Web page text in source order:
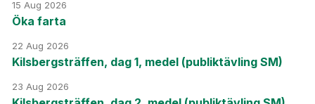
15 Aug 2026
Öka farta
22 Aug 2026
Kilsbergsträffen, dag 1, medel (publiktävling SM)
23 Aug 2026